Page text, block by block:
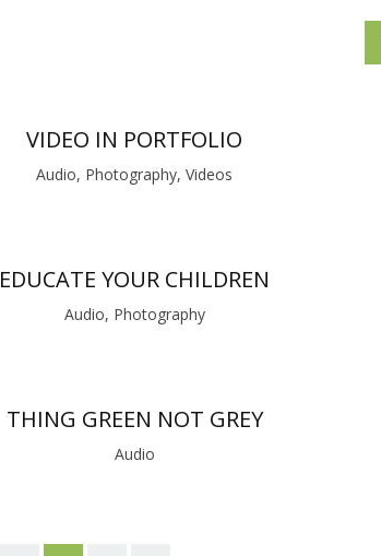
VIDEO IN PORTFOLIO
Audio, Photography, Videos
EDUCATE YOUR CHILDREN
Audio, Photography
THING GREEN NOT GREY
Audio